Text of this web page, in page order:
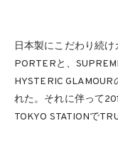
日本製にこだわり続
PORTERと、
HYSTERIC
れた。それに伴って
TOKYO STATIONで